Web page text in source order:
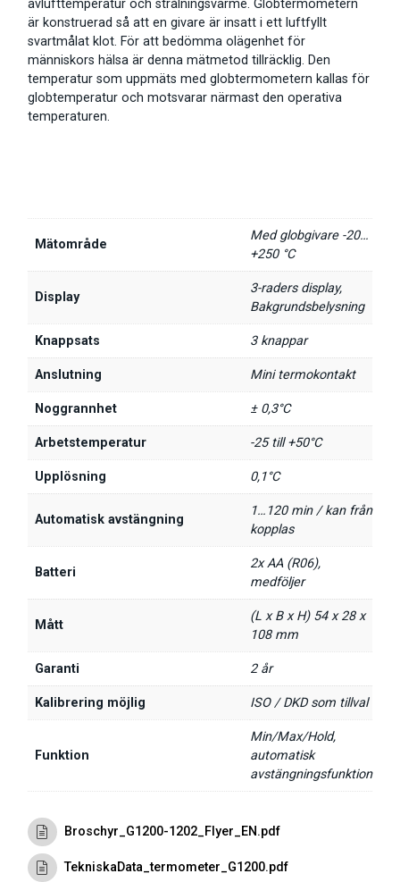
avlufttemperatur och strålningsvärme. Globtermometern
är konstruerad så att en givare är insatt i ett luftfyllt
svartmålat klot. För att bedömma olägenhet för
människors hälsa är denna mätmetod tillräcklig. Den
temperatur som uppmäts med globtermometern kallas för
globtemperatur och motsvarar närmast den operativa
temperaturen.
Mätområde
Med globgivare -20…
+250 °C
Display
3-raders display,
Bakgrundsbelysning
Knappsats 3 knappar
Anslutning Mini termokontakt
Noggrannhet ± 0,3°C
Arbetstemperatur -25 till +50°C
Upplösning 0,1°C
Automatisk avstängning
1…120 min / kan från
kopplas
Batteri
2x AA (R06),
medföljer
Mått
(L x B x H) 54 x 28 x
108 mm
Garanti 2 år
Kalibrering möjlig ISO / DKD som tillval
Funktion
Min/Max/Hold,
automatisk
avstängningsfunktion
Broschyr_G1200-1202_Flyer_EN.pdf
TekniskaData_termometer_G1200.pdf